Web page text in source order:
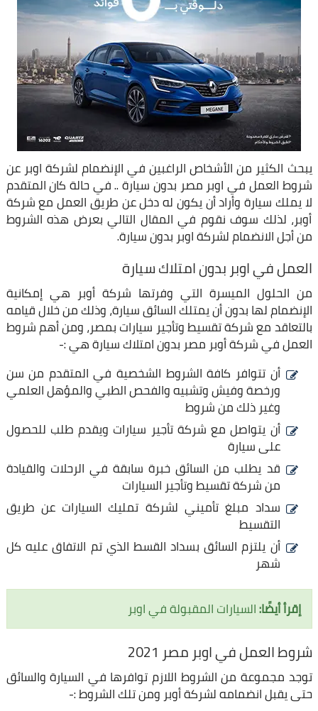
يبحث الكثير من الأشخاص الراغبين في الإنضمام لشركة اوبر عن
شروط العمل في اوبر مصر بدون سيارة .. في حالة كان المتقدم
لا يملك سيارة وأراد أن يكون له دخل عن طريق العمل مع شركة
أوبر، لذلك سوف نقوم في المقال التالي بعرض هذه الشروط
من أجل الانضمام لشركة اوبر بدون سيارة.
العمل في اوبر بدون امتلاك سيارة
من الحلول الميسرة التي وفرتها شركة أوبر هي إمكانية
الإنضمام لها بدون أن يمتلك السائق سيارة، وذلك من خلال قيامه
بالتعاقد مع شركة تقسيط وتأجير سيارات بمصر، ومن أهم شروط
العمل في شركة أوبر مصر بدون امتلاك سيارة هي :-
أن تتوافر كافة الشروط الشخصية في المتقدم من سن
ورخصة وفيش وتشبيه والفحص الطبي والمؤهل العلمي
وغير ذلك من شروط
أن يتواصل مع شركة تأجير سيارات ويقدم طلب للحصول
على سيارة
قد يطلب من السائق خبرة سابقة في الرحلات والقيادة
من شركة تقسيط وتأجير السيارات
سداد مبلغ تأميني لشركة تمليك السيارات عن طريق
التقسيط
أن يلتزم السائق بسداد القسط الذي تم الاتفاق عليه كل
شهر
إقرأ أيضًا:السيارات المقبولة في اوبر
شروط العمل في اوبر مصر 2021
توجد مجموعة من الشروط اللازم توافرها في السيارة والسائق
حتى يقبل انضمامه لشركة أوبر ومن تلك الشروط :-